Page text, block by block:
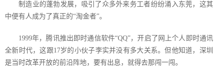
制造业的蓬勃发展，吸引了众多外来务工者纷纷涌入东莞，这其
中便有人成为了真正的“淘金者”。
1999年，腾讯推出即时通信软件“QQ”，开启了网上个人即时通讯
全新时代，这跟17岁的小伙子李实并没有多大关系。但他知道，深圳
是当时改革开放的前沿阵地，要有出息，就得去那闯一闯。